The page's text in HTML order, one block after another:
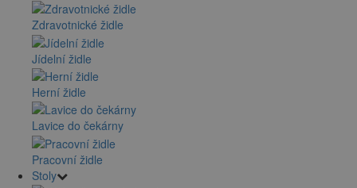
Zdravotnické židle
Jídelní židle
Herní židle
Lavice do čekárny
Pracovní židle
Stoly